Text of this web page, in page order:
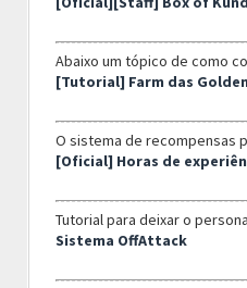
Abaixo um tópico de como
[Tutorial] Farm das
O sistema de recompensas
[Oficial] Horas de
Tutorial para deixar o
Sistema OffAttack